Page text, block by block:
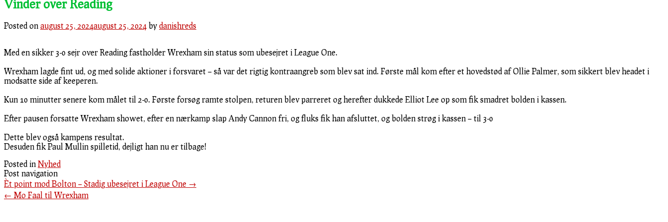
Vinder over Reading
Posted on august 25, 2024august 25, 2024 by danishreds
Med en sikker 3-0 sejr over Reading fastholder Wrexham sin status som ubesejret i League One.
Wrexham lagde fint ud, og med solide aktioner i forsvaret – så var det rigtig kontraangreb som blev sat ind. Første mål kom efter et hovedstød af Ollie Palmer, som sikkert blev headet i
modsatte side af keeperen.
Kun 10 minutter senere kom målet til 2-0. Første forsøg ramte stolpen, returen blev parreret og herefter dukkede Elliot Lee op som fik smadret bolden i kassen.
Efter pausen forsatte Wrexham showet, efter en nærkamp slap Andy Cannon fri, og fluks fik han afsluttet, og bolden strøg i kassen – til 3-0
Dette blev også kampens resultat.
Desuden fik Paul Mullin spilletid, dejligt han nu er tilbage!
Posted in Nyhed
Post navigation
Èt point mod Bolton – Stadig ubesejret i League One →
← Mo Faal til Wrexham